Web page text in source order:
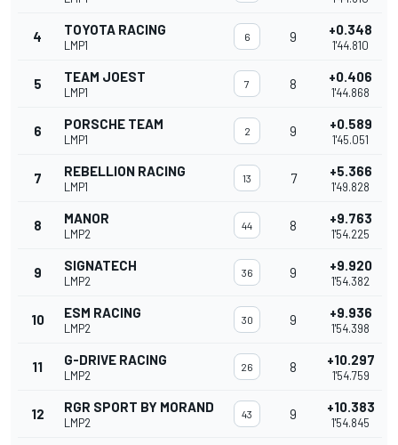
4 TOYOTA RACING
LMP1
6 9 +0.348
1'44.810
5 TEAM JOEST
LMP1
7 8 +0.406
1'44.868
6 PORSCHE TEAM
LMP1
2 9 +0.589
1'45.051
7 REBELLION RACING
LMP1
13 7 +5.366
1'49.828
8 MANOR
LMP2
44 8 +9.763
1'54.225
9 SIGNATECH
LMP2
36 9 +9.920
1'54.382
10 ESM RACING
LMP2
30 9 +9.936
1'54.398
11 G-DRIVE RACING
LMP2
26 8 +10.297
1'54.759
12 RGR SPORT BY MORAND
LMP2
43 9 +10.383
1'54.845